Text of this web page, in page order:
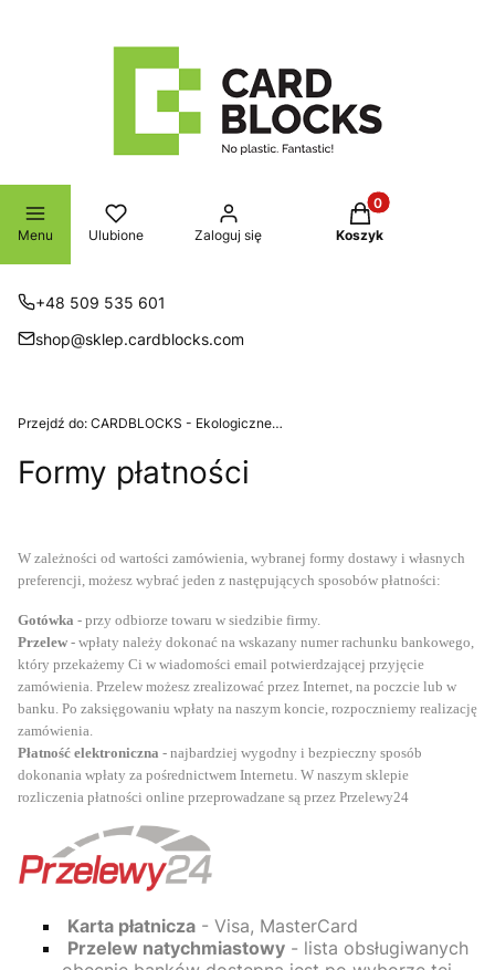
Menu Ulubione Zaloguj się
Produkty w
Koszyk
+48 509 535 601
shop@sklep.cardblocks.com
Przejdź do: CARDBLOCKS - Ekologiczne klocki z tektury
Formy płatności
W zależności od wartości zamówienia, wybranej formy dostawy i własnych
preferencji, możesz wybrać jeden z następujących sposobów płatności:
Gotówka - przy odbiorze towaru w siedzibie firmy.
Przelew - wpłaty należy dokonać na wskazany numer rachunku bankowego,
który przekażemy Ci w wiadomości email potwierdzającej przyjęcie
zamówienia. Przelew możesz zrealizować przez Internet, na poczcie lub w
banku. Po zaksięgowaniu wpłaty na naszym koncie, rozpoczniemy realizację
zamówienia.
Płatność elektroniczna - najbardziej wygodny i bezpieczny sposób
dokonania wpłaty za pośrednictwem Internetu. W naszym sklepie
rozliczenia płatności online przeprowadzane są przez Przelewy24
Karta płatnicza - Visa, MasterCard
Przelew natychmiastowy - lista obsługiwanych